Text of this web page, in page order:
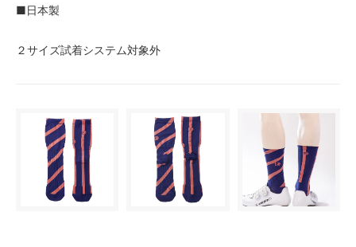
■日本製
２サイズ試着システム対象外